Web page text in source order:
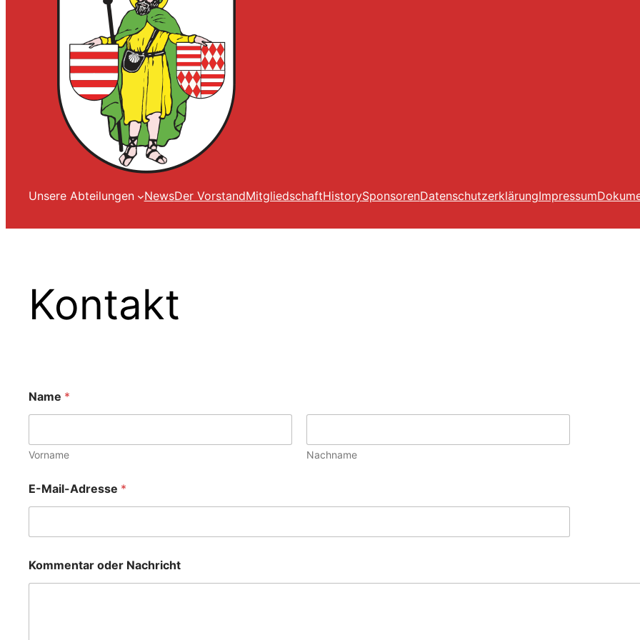
Unsere Abteilungen NewsDer VorstandMitgliedschaftHistorySponsorenDatenschutzerklärungImpressum
Kontakt
o
m
n
r
N
c
r
c
Name *
Vorname Nachname
E-Mail-Adresse *
Kommentar oder Nachricht